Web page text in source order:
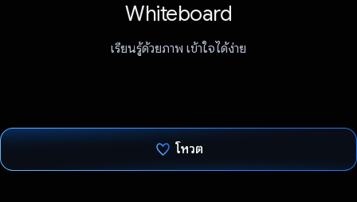
Whiteboard
เรียนรู้ด้วยภาพ เข้าใจได้ง่าย
โหวต